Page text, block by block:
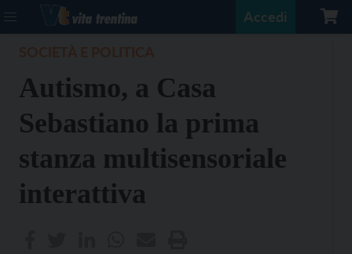
Accedi
Autismo, a Casa
Sebastiano la prima
stanza multisensoriale
interattiva